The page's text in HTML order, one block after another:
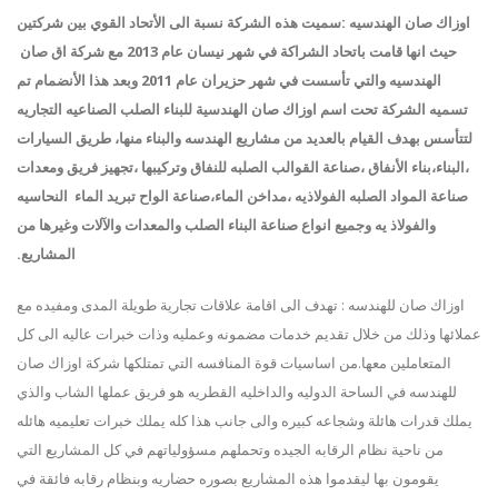
اوزاك صان الهندسيه :سميت هذه الشركة نسبة الى الأتحاد القوي بين شركتين
حيث انها قامت باتحاد الشراكة في شهر نيسان عام 2013 مع شركة اق صان
الهندسيه والتي تأسست في شهر حزيران عام 2011 وبعد هذا الأنضمام تم
تسميه الشركة تحت اسم اوزاك صان الهندسية للبناء الصلب الصناعيه التجاريه
لتتأسس بهدف القيام بالعديد من مشاريع الهندسه والبناء منها، طريق السيارات
،البناء،بناء الأنفاق ،صناعة القوالب الصلبه للنفاق وتركيبها ،تجهيز فريق ومعدات
صناعة المواد الصلبه الفولاذيه ،مداخن الماء،صناعة الواح تبريد الماء النحاسيه
والفولاذ يه وجميع انواع صناعة البناء الصلب والمعدات والآلات وغيرها من
المشاريع.
اوزاك صان للهندسه : تهدف الى اقامة علاقات تجارية طويلة المدى ومفيده مع
عملائها وذلك من خلال تقديم خدمات مضمونه وعمليه وذات خبرات عاليه الى كل
المتعاملين معها.من اساسيات قوة المنافسه التي تمتلكها شركة اوزاك صان
للهندسه في الساحة الدوليه والداخليه القطريه هو فريق عملها الشاب والذي
يملك قدرات هائلة وشجاعه كبيره والى جانب هذا كله يملك خبرات تعليميه هائله
من ناحية نظام الرقابه الجيده وتحملهم مسؤولياتهم في كل المشاريع التي
يقومون بها ليقدموا هذه المشاريع بصوره حضاريه وبنظام رقابه فائقة في